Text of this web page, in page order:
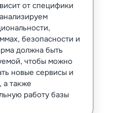
от специфики
безопасности и
должна быть
чтобы можно
новые сервисы и
а также
работу базы